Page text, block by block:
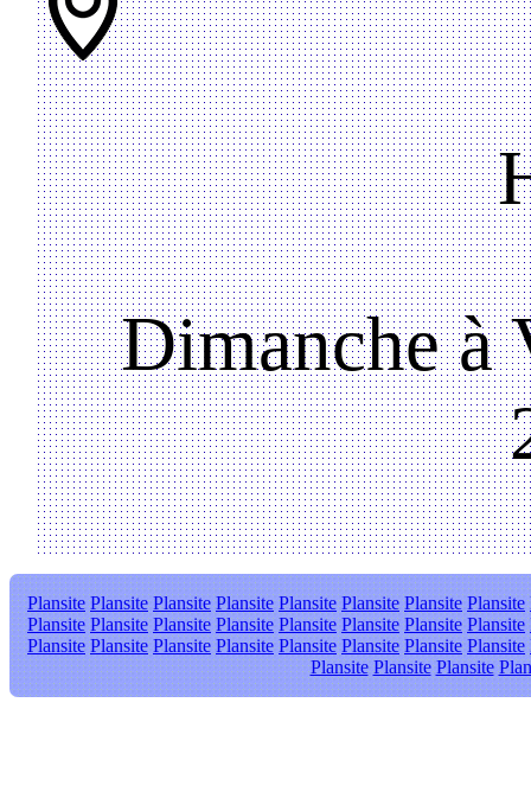
Dimanche à
Plansite Plansite Plansite Plansite Plansite Plansite Plansite Plansite
Plansite Plansite Plansite Plansite Plansite Plansite Plansite Plansite
Plansite Plansite Plansite Plansite Plansite Plansite Plansite Plansite
Plansite Plansite Plansite